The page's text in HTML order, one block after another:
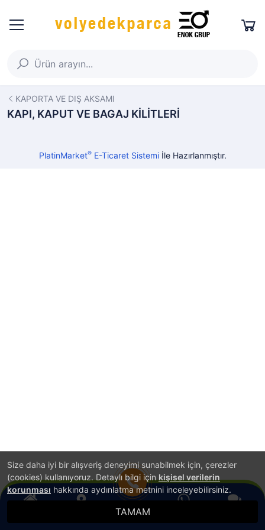
Size daha iyi bir alışveriş deneyimi sunabilmek için, çerezler
(cookies) kullanıyoruz. Detaylı bilgi için kişisel verilerin
korunması hakkında aydınlatma metnini inceleyebilirsiniz.
TAMAM
Hemen Ara
KAPORTA VE DIŞ AKSAMI
KAPI, KAPUT VE BAGAJ KİLİTLERİ
PlatinMarket®E-Ticaret Sistemiİle Hazırlanmıştır.